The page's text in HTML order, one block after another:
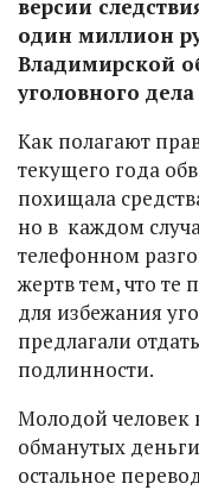
версии
один миллион
Владимирской
уголовного дела
Как полагают
текущего года
похищала
но в каждом
телефонном
жертв тем, что те
для избежания
предлагали
подлинности.
Молодой человек
обманутых
остальное